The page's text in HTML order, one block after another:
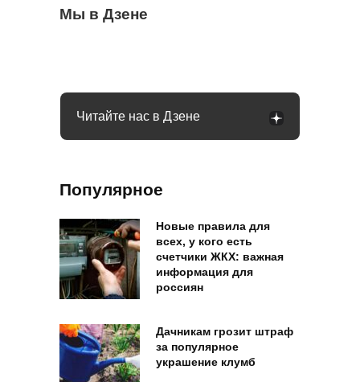
Мы в Дзене
Бывший продавец выдала уловки
«Магнита» и «Пятерочки»: сети всегда
Семьи в России получат до 200 тысяч
С 1 сентября россиян будут сажать и
Читайте нас в Дзене
Популярное
Новые правила для
всех, у кого есть
счетчики ЖКХ: важная
информация для
россиян
Дачникам грозит штраф
за популярное
украшение клумб